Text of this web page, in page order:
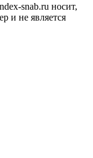
snab.ru носит,
и не является